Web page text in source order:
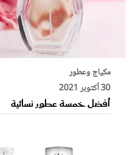
مكياج وعطور
30 أكتوبر 2021
أفضل خمسة عطور نسائية